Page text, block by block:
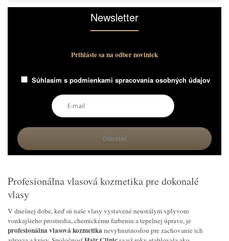
Newsletter
Prihláste sa na odber noviniek
Súhlasím s podmienkami spracovania osobných údajov
Profesionálna vlasová kozmetika pre dokonalé
vlasy
V dnešnej dobe, keď sú naše vlasy vystavené neustálym vplyvom
vonkajšieho prostredia, chemickému farbeniu a tepelnej úprave, je
profesionálna vlasová kozmetikanevyhnutnosťou pre zachovanie ich